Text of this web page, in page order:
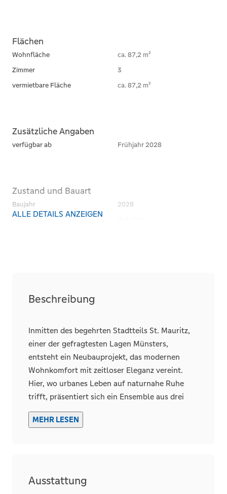
Flächen
Wohnfläche
ca. 87,2 m²
Zimmer
3
vermietbare Fläche
ca. 87,2 m²
Zusätzliche Angaben
verfügbar ab Frühjahr 2028
Zustand und Bauart
Baujahr
2028
Kategorie
Räume, Flure und Etagen
Terrassen
Details
Fahrstuhl Personen
Anzahl
ALLE DETAILS ANZEIGEN
Beschreibung
Inmitten des begehrten Stadtteils St. Mauritz,
einer der gefragtesten Lagen Münsters,
entsteht ein Neubauprojekt, das modernen
Wohnkomfort mit zeitloser Eleganz vereint.
Hier, wo urbanes Leben auf naturnahe Ruhe
trifft, präsentiert sich ein Ensemble aus drei
architektonisch anspruchsvollen Baukörpern,
die insgesamt 25 exklusive Wohnungen
das allen Ansprüchen gerecht wird.
MEHR LESEN
Ausstattung